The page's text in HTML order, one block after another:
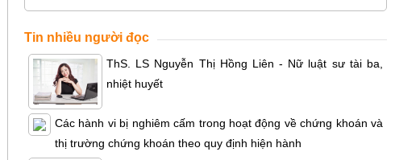
Tin nhiều người đọc
ThS. LS Nguyễn Thị Hồng Liên - Nữ luật sư tài ba,
nhiệt huyết
Các hành vi bị nghiêm cấm trong hoạt động về chứng khoán và
thị trường chứng khoán theo quy định hiện hành